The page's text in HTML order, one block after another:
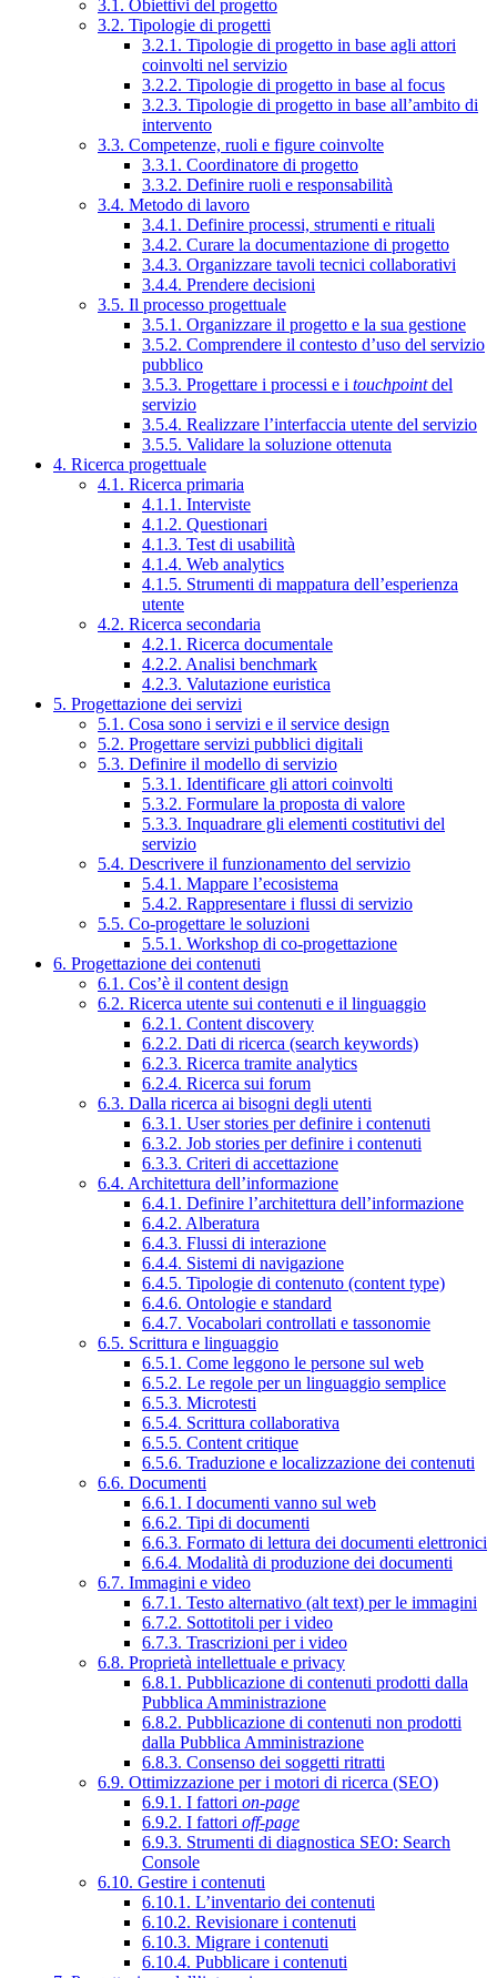
3.1. Obiettivi del progetto
3.2. Tipologie di progetti
3.2.1. Tipologie di progetto in base agli attori
coinvolti nel servizio
3.2.2. Tipologie di progetto in base al focus
3.2.3. Tipologie di progetto in base all’ambito di
intervento
3.3. Competenze, ruoli e figure coinvolte
3.3.1. Coordinatore di progetto
3.3.2. Definire ruoli e responsabilità
3.4. Metodo di lavoro
3.4.1. Definire processi, strumenti e rituali
3.4.2. Curare la documentazione di progetto
3.4.3. Organizzare tavoli tecnici collaborativi
3.4.4. Prendere decisioni
3.5. Il processo progettuale
3.5.1. Organizzare il progetto e la sua gestione
3.5.2. Comprendere il contesto d’uso del servizio
pubblico
3.5.3. Progettare i processi e i touchpointdel
servizio
3.5.4. Realizzare l’interfaccia utente del servizio
3.5.5. Validare la soluzione ottenuta
4. Ricerca progettuale
4.1. Ricerca primaria
4.1.1. Interviste
4.1.2. Questionari
4.1.3. Test di usabilità
4.1.4. Web analytics
4.1.5. Strumenti di mappatura dell’esperienza
utente
4.2. Ricerca secondaria
4.2.1. Ricerca documentale
4.2.2. Analisi benchmark
4.2.3. Valutazione euristica
5. Progettazione dei servizi
5.1. Cosa sono i servizi e il service design
5.2. Progettare servizi pubblici digitali
5.3. Definire il modello di servizio
5.3.1. Identificare gli attori coinvolti
5.3.2. Formulare la proposta di valore
5.3.3. Inquadrare gli elementi costitutivi del
servizio
5.4. Descrivere il funzionamento del servizio
5.4.1. Mappare l’ecosistema
5.4.2. Rappresentare i flussi di servizio
5.5. Co-progettare le soluzioni
5.5.1. Workshop di co-progettazione
6. Progettazione dei contenuti
6.1. Cos’è il content design
6.2. Ricerca utente sui contenuti e il linguaggio
6.2.1. Content discovery
6.2.2. Dati di ricerca (search keywords)
6.2.3. Ricerca tramite analytics
6.2.4. Ricerca sui forum
6.3. Dalla ricerca ai bisogni degli utenti
6.3.1. User stories per definire i contenuti
6.3.2. Job stories per definire i contenuti
6.3.3. Criteri di accettazione
6.4. Architettura dell’informazione
6.4.1. Definire l’architettura dell’informazione
6.4.2. Alberatura
6.4.3. Flussi di interazione
6.4.4. Sistemi di navigazione
6.4.5. Tipologie di contenuto (content type)
6.4.6. Ontologie e standard
6.4.7. Vocabolari controllati e tassonomie
6.5. Scrittura e linguaggio
6.5.1. Come leggono le persone sul web
6.5.2. Le regole per un linguaggio semplice
6.5.3. Microtesti
6.5.4. Scrittura collaborativa
6.5.5. Content critique
6.5.6. Traduzione e localizzazione dei contenuti
6.6. Documenti
6.6.1. I documenti vanno sul web
6.6.2. Tipi di documenti
6.6.3. Formato di lettura dei documenti elettronici
6.6.4. Modalità di produzione dei documenti
6.7. Immagini e video
6.7.1. Testo alternativo (alt text) per le immagini
6.7.2. Sottotitoli per i video
6.7.3. Trascrizioni per i video
6.8. Proprietà intellettuale e privacy
6.8.1. Pubblicazione di contenuti prodotti dalla
Pubblica Amministrazione
6.8.2. Pubblicazione di contenuti non prodotti
dalla Pubblica Amministrazione
6.8.3. Consenso dei soggetti ritratti
6.9. Ottimizzazione per i motori di ricerca (SEO)
6.9.1. I fattori on-page
6.9.2. I fattori off-page
6.9.3. Strumenti di diagnostica SEO: Search
Console
6.10. Gestire i contenuti
6.10.1. L’inventario dei contenuti
6.10.2. Revisionare i contenuti
6.10.3. Migrare i contenuti
6.10.4. Pubblicare i contenuti